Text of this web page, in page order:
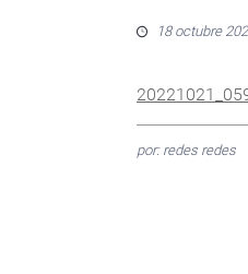
18 octubre
por: redes redes